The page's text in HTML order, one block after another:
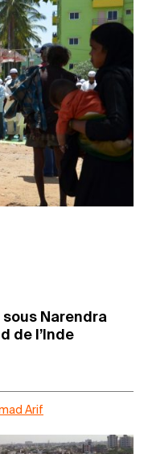
Narendra
de l’Inde
Arif